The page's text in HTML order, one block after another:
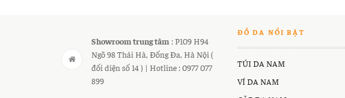
Showroom trung tâm : P109 H94
Ngõ 98 Thái Hà, Đống Đa, Hà Nội (
đối diện số 14 ) | Hotline : 0977 077
899
ĐỒ DA NỔI BẬT
TÚI DA NAM
VÍ DA NAM